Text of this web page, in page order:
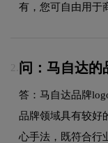
有，您可自由用于
2. 问：马自达的
答：马自达品牌
品牌领域具有较好
心手法，既符合行